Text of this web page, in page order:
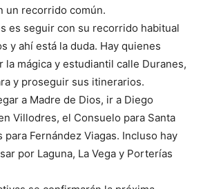
un recorrido común.
es seguir con su recorrido habitual
y ahí está la duda. Hay quienes
la mágica y estudiantil calle Duranes,
y proseguir sus itinerarios.
a Madre de Dios, ir a Diego
Villodres, el Consuelo para Santa
para Fernández Viagas. Incluso hay
por Laguna, La Vega y Porterías